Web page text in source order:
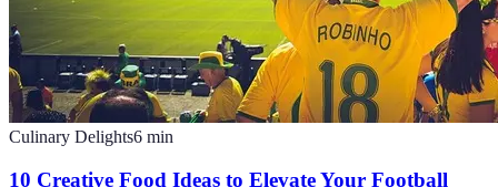
Culinary Delights6 min
10 Creative Food Ideas to Elevate Your Football